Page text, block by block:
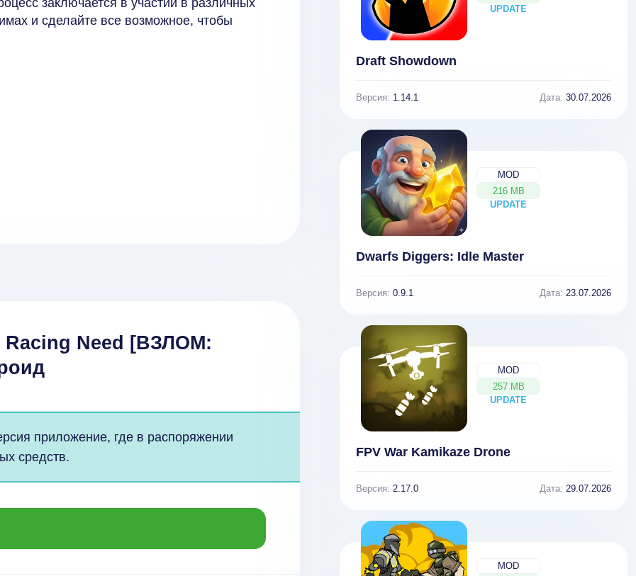
заключается в участии в различных
и сделайте все возможное, чтобы
Racing Need [ВЗЛОМ:
приложение, где в распоряжении
средств.
UPDATE
NEW
Draft Showdown
Версия: 1.14.1 Дата: 30.07.2026
MOD
216 MB
UPDATE
NEW
Dwarfs Diggers: Idle Master
Версия: 0.9.1 Дата: 23.07.2026
MOD
257 MB
UPDATE
NEW
FPV War Kamikaze Drone
Версия: 2.17.0 Дата: 29.07.2026
MOD